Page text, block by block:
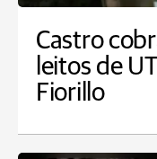
Castro
leitos de
Fiorillo